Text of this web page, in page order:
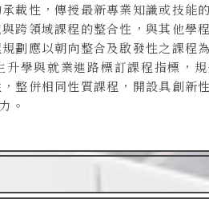
載性，傳授最新專業知識或技能
跨領域課程的整合性，與其他學
劃應以朝向整合及啟發性之課程
學與就業進路標訂課程指標，
整併相同性質課程，開設具創新
。